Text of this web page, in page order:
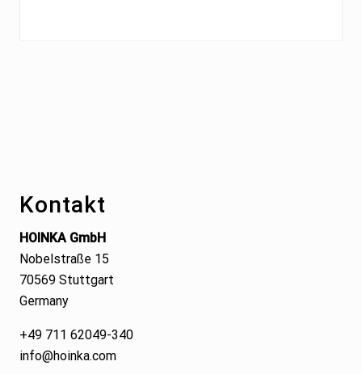
Kontakt
HOINKA GmbH
Nobelstraße 15
70569 Stuttgart
Germany
+49 711 62049-340
info@hoinka.com